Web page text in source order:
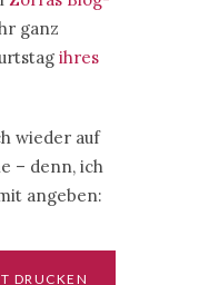
ganz
ihres
wieder auf
– denn, ich
angeben: